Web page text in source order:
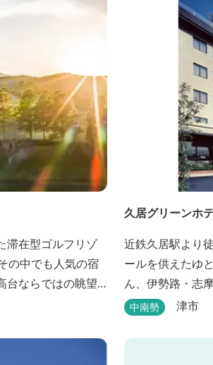
滞在型ゴルフリゾ
台ならではの眺望
ンルームから4〜6
久居グリーンホ
近鉄久居駅より
ールを供えたゆ
ん、伊勢路・志
安心して宿泊で
中南勢 津市